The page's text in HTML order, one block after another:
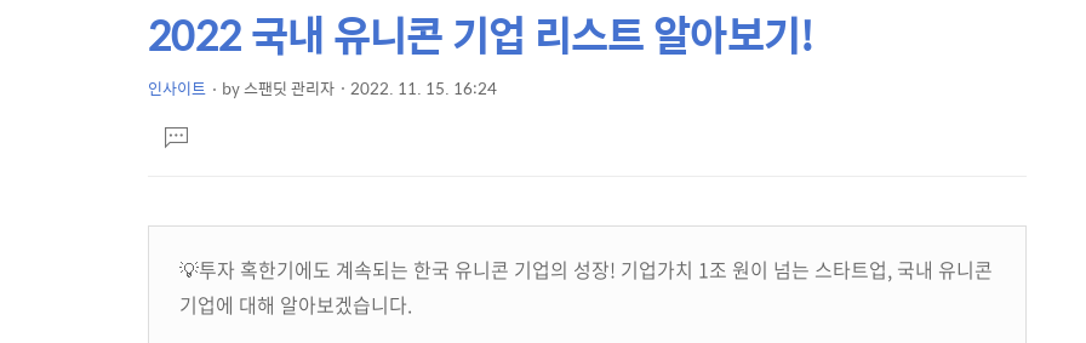
상
세
컨
텐
본
문
제
2022 국내 유니콘 기업 리스트 알아보기!
인사이트 by스팬딧 관리자 2022. 11. 15. 16:24
문댓
글
💡투자 혹한기에도 계속되는 한국 유니콘 기업의 성장! 기업가치 1조 원이 넘는 스타트업, 국내 유니콘
기업에 대해 알아보겠습니다.